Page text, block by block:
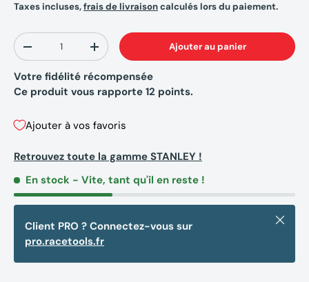
Taxes incluses,frais de livraisoncalculés lors du paiement.
Qté
-
+ Ajouter au panier
Votre fidélité récompensée
Ce produit vous rapporte 12 points.
Ajouter à vos favoris
Retrouvez toute la gamme STANLEY !
En stock - Vite, tant qu'il en reste !
Client PRO ? Connectez-vous sur
pro.racetools.fr
Fermer